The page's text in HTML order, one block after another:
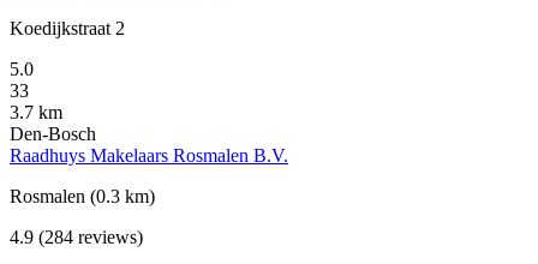
Koedijkstraat 2
5.0
33
3.7 km
Den-Bosch
Raadhuys Makelaars Rosmalen B.V.
Rosmalen (0.3 km)
4.9 (284 reviews)